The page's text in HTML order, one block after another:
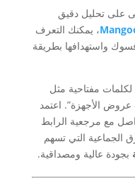
على تحليل دقيق
، يمكنك التعرف
واستهدافها بطريقة
لكلمات مفتاحية مثل
الأجهزة”. اعتمد
مع مرجعية الرابط
الجماعية التي تسهم
بجودة عالية ومصداقية.